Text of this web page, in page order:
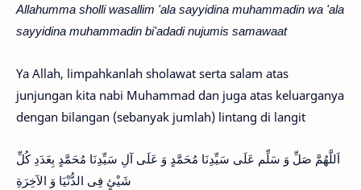
Allahumma sholli wasallim 'ala sayyidina muhammadin wa 'ala
sayyidina muhammadin bi'adadi nujumis samawaat
Ya Allah, limpahkanlah sholawat serta salam atas
junjungan kita nabi Muhammad dan juga atas keluarganya
dengan bilangan (sebanyak jumlah) lintang di langit
اَللَّهُمَّ صَلِّ وَ سَلِّم عَلَى سَيِّدِنَا مُحَمَّدٍ وَ عَلَى آلِ سَيِّدِنَا مُحَمَّدٍ بِعَدَدِ كُلِّ
شَيْئٍ فِى الدُّنْيَا وَ الآخِرَةِ